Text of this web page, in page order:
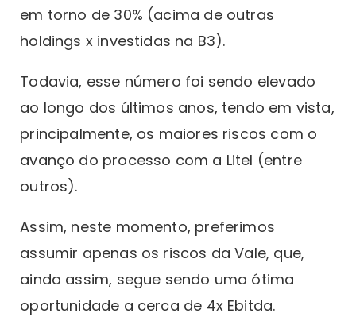
em torno de 30% (acima de outras
holdings x investidas na B3).
Todavia, esse número foi sendo elevado
ao longo dos últimos anos, tendo em vista,
principalmente, os maiores riscos com o
avanço do processo com a Litel (entre
outros).
Assim, neste momento, preferimos
assumir apenas os riscos da Vale, que,
ainda assim, segue sendo uma ótima
oportunidade a cerca de 4x Ebitda.